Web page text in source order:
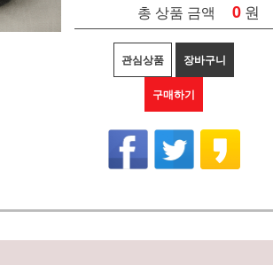
총 상품 금액 0 원
관심상품 장바구니
구매하기